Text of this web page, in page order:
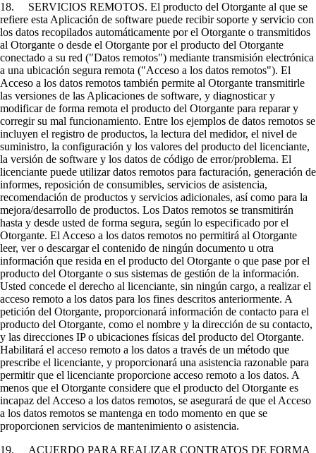
18. SERVICIOS REMOTOS. El producto del Otorgante al que se
refiere esta Aplicación de software puede recibir soporte y servicio con
los datos recopilados automáticamente por el Otorgante o transmitidos
al Otorgante o desde el Otorgante por el producto del Otorgante
conectado a su red ("Datos remotos") mediante transmisión electrónica
a una ubicación segura remota ("Acceso a los datos remotos"). El
Acceso a los datos remotos también permite al Otorgante transmitirle
las versiones de las Aplicaciones de software, y diagnosticar y
modificar de forma remota el producto del Otorgante para reparar y
corregir su mal funcionamiento. Entre los ejemplos de datos remotos se
incluyen el registro de productos, la lectura del medidor, el nivel de
suministro, la configuración y los valores del producto del licenciante,
la versión de software y los datos de código de error/problema. El
licenciante puede utilizar datos remotos para facturación, generación de
informes, reposición de consumibles, servicios de asistencia,
recomendación de productos y servicios adicionales, así como para la
mejora/desarrollo de productos. Los Datos remotos se transmitirán
hasta y desde usted de forma segura, según lo especificado por el
Otorgante. El Acceso a los datos remotos no permitirá al Otorgante
leer, ver o descargar el contenido de ningún documento u otra
información que resida en el producto del Otorgante o que pase por el
producto del Otorgante o sus sistemas de gestión de la información.
Usted concede el derecho al licenciante, sin ningún cargo, a realizar el
acceso remoto a los datos para los fines descritos anteriormente. A
petición del Otorgante, proporcionará información de contacto para el
producto del Otorgante, como el nombre y la dirección de su contacto,
y las direcciones IP o ubicaciones físicas del producto del Otorgante.
Habilitará el acceso remoto a los datos a través de un método que
prescribe el licenciante, y proporcionará una asistencia razonable para
permitir que el licenciante proporcione acceso remoto a los datos. A
menos que el Otorgante considere que el producto del Otorgante es
incapaz del Acceso a los datos remotos, se asegurará de que el Acceso
a los datos remotos se mantenga en todo momento en que se
proporcionen servicios de mantenimiento o asistencia.
19. ACUERDO PARA REALIZAR CONTRATOS DE FORMA